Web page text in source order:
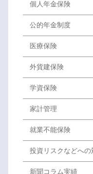
個人年金保険
公的年金制度
医療保険
外貨建保険
学資保険
家計管理
就業不能保険
投資リスクなどへの
新聞コラム実績